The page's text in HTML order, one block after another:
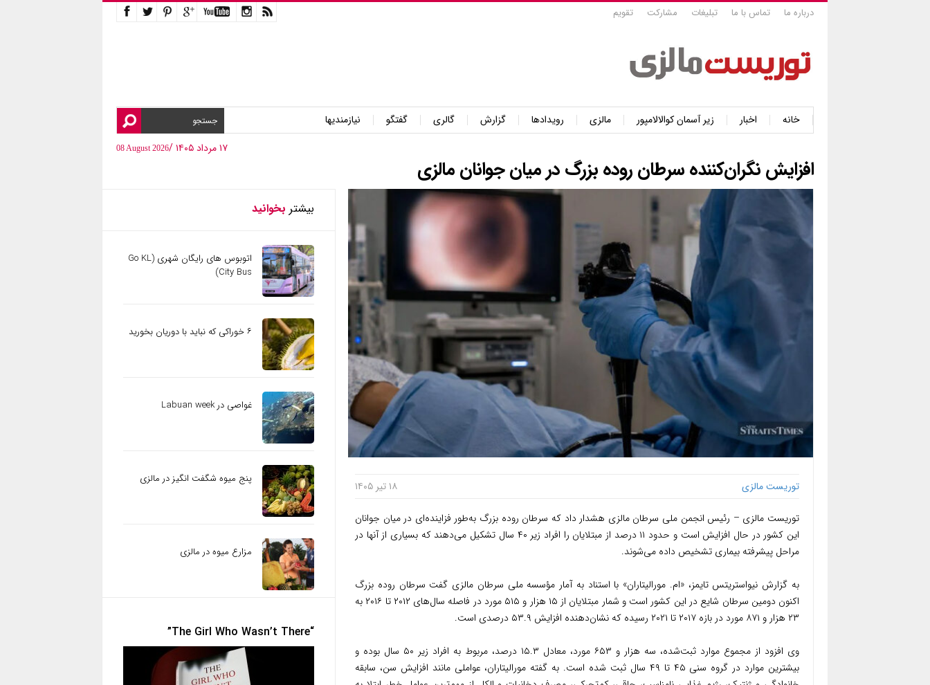
درباره ما تماس با ما تبلیغات مشارکت تقویم
خانه اخبار زیر آسمان کوالالامپور مالزی رویدادها گزارش گالری گفتگو
نیازمندیها
۱۷ مرداد ۱۴۰۵ /
08 August 2026
افزایش نگران‌کننده سرطان روده بزرگ در میان جوانان مالزی
توریست مالزی ۱۸ تیر ۱۴۰۵
توریست مالزی – رئیس انجمن ملی سرطان مالزی هشدار داد که سرطان روده بزرگ به‌طور فزاینده‌ای در میان جوانان
این کشور در حال افزایش است و حدود ۱۱ درصد از مبتلایان را افراد زیر ۴۰ سال تشکیل می‌دهند که بسیاری از آنها در
مراحل پیشرفته بیماری تشخیص داده می‌شوند.
به گزارش نیواستریتس تایمز، «ام. مورالیتاران» با استناد به آمار مؤسسه ملی سرطان مالزی گفت سرطان روده بزرگ
اکنون دومین سرطان شایع در این کشور است و شمار مبتلایان از ۱۵ هزار و ۵۱۵ مورد در فاصله سال‌های ۲۰۱۲ تا ۲۰۱۶ به
۲۳ هزار و ۸۷۱ مورد در بازه ۲۰۱۷ تا ۲۰۲۱ رسیده که نشان‌دهنده افزایش ۵۳.۹ درصدی است.
وی افزود از مجموع موارد ثبت‌شده، سه هزار و ۶۵۳ مورد، معادل ۱۵.۳ درصد، مربوط به افراد زیر ۵۰ سال بوده و
بیشترین موارد در گروه سنی ۴۵ تا ۴۹ سال ثبت شده است. به گفته مورالیتاران، عواملی مانند افزایش سن، سابقه
بیشتر بخوانید
اتوبوس های رایگان شهری (Go KL
City Bus)
۶ خوراکی که نباید با دوریان بخورید
غواصی در Labuan week
پنج میوه شگفت انگیز در مالزی
مزارع میوه در مالزی
“The Girl Who Wasn’t There”